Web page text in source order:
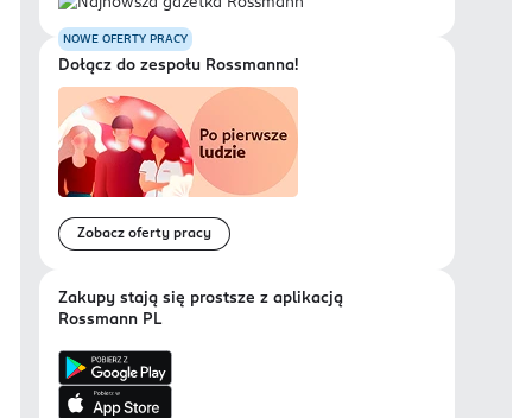
NOWE OFERTY PRACY
Dołącz do zespołu Rossmanna!
Zobacz oferty pracy
Zakupy stają się prostsze z aplikacją
Rossmann PL